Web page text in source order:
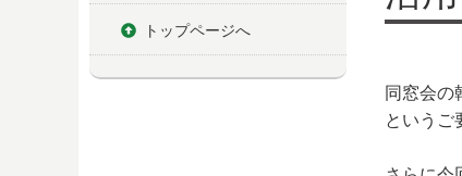
トップページへ
同窓会の
というご